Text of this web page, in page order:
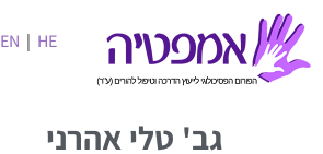
EN | HE
גב' טלי אהרני